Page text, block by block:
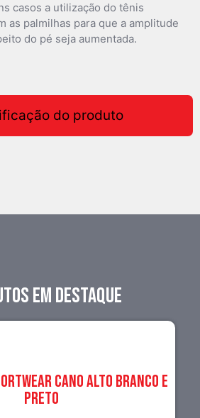
do produto
casos a utilização do tênis
as palmilhas para que a amplitude
do pé seja aumentada.
EM DESTAQUE
CANO ALTO BRANCO E
PRETO